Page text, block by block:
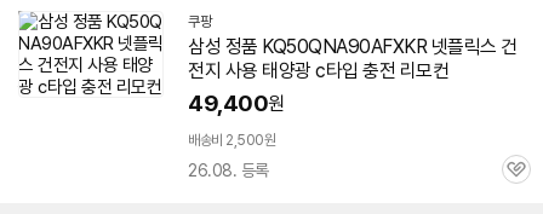
쿠팡
삼성 정품 KQ50QNA90AFXKR 넷플릭스 건
전지 사용 태양광 c타입 충전 리모컨
49,400원
배송비 2,500원
26.08. 등록
관